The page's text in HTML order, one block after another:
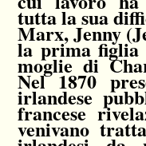
tutta la sua
Marx, Jenny
la prima
moglie di
Nel 1870
irlandese
francese
venivano